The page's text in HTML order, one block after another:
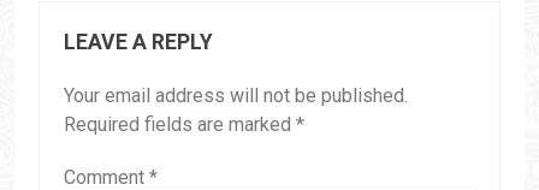
LEAVE A REPLY
Your email address will not be published.
Required fields are marked *
Comment *